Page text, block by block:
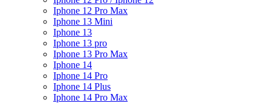
Iphone 12 Pro Max
Iphone 13 Mini
Iphone 13
Iphone 13 pro
Iphone 13 Pro Max
Iphone 14
Iphone 14 Pro
Iphone 14 Plus
Iphone 14 Pro Max